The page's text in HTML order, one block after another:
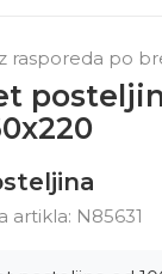
rasporeda po
artikla: N85631